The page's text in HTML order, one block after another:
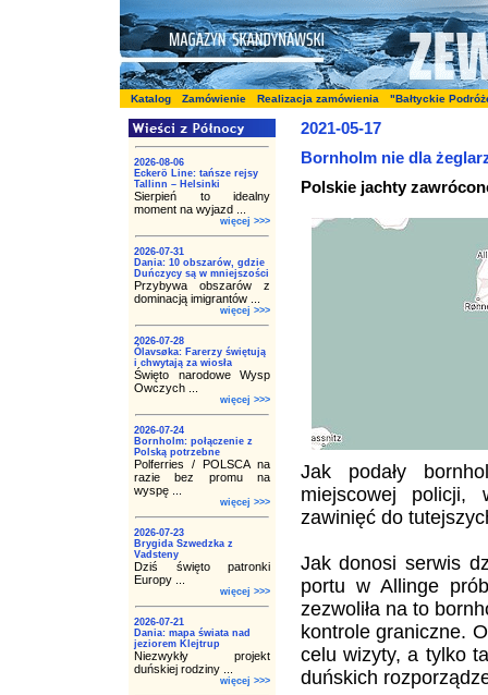
Katalog Zamówienie Realizacja zamówienia "Bałtyckie
2026-08-06
Eckerö Line: tańsze rejsy
Tallinn – Helsinki
Sierpień to idealny
moment na wyjazd ...
więcej >>>
2026-07-31
Dania: 10 obszarów, gdzie
Duńczycy są w mniejszości
Przybywa obszarów z
dominacją imigrantów ...
więcej >>>
2026-07-28
Ólavsøka: Farerzy świętują
i chwytają za wiosła
Święto narodowe Wysp
Owczych ...
więcej >>>
2026-07-24
Bornholm: połączenie z
Polską potrzebne
Polferries / POLSCA na
razie bez promu na
wyspę ...
więcej >>>
2026-07-23
Brygida Szwedzka z
Vadsteny
Dziś święto patronki
Europy ...
więcej >>>
2026-07-21
Dania: mapa świata nad
jeziorem Klejtrup
Niezwykły projekt
duńskiej rodziny ...
więcej >>>
2021-05-17
Bornholm nie dla
Polskie jachty
Jak podały
miejscowej policji,
zawinięć do
Jak donosi serwis
portu w Allinge
zezwoliła na to
kontrole graniczne.
celu wizyty, a tylko
duńskich